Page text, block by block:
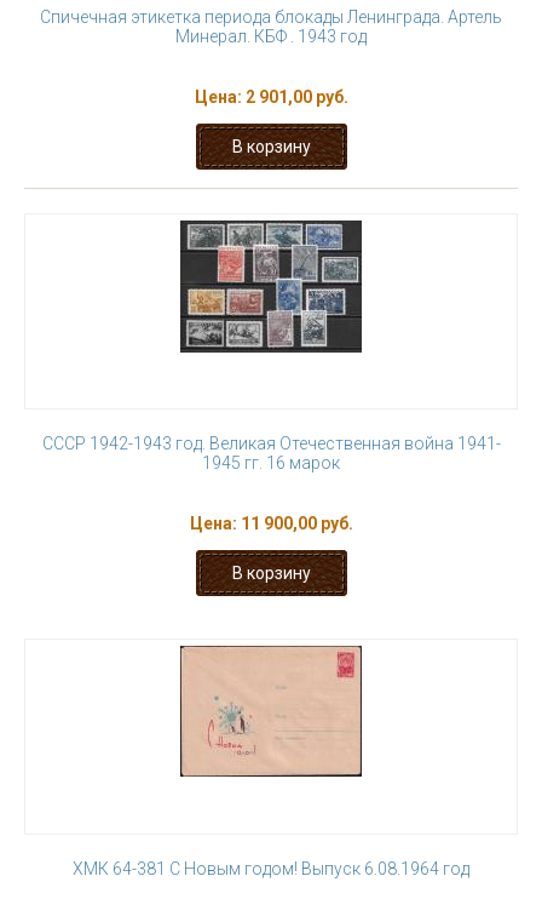
Спичечная этикетка периода блокады Ленинграда. Артель
Минерал. КБФ . 1943 год
Цена: 2 901,00 руб.
СССР 1942-1943 год. Великая Отечественная война 1941-
1945 гг. 16 марок
Цена: 11 900,00 руб.
ХМК 64-381 С Новым годом! Выпуск 6.08.1964 год